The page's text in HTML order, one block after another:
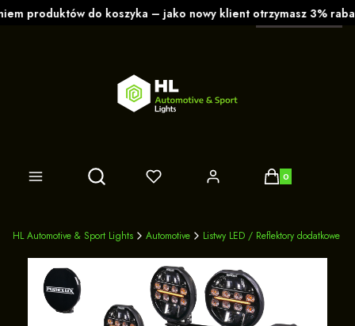
polski zł
Otwórz wyszukiwarkę Produkty w
HL Automotive & Sport Lights Automotive Listwy LED / Reflektory dodatkowe